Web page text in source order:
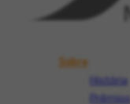
Sobre
História
Prêmios